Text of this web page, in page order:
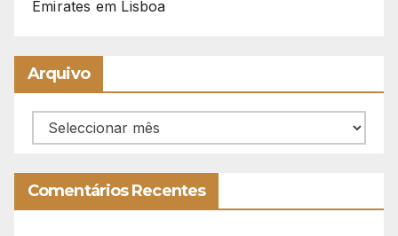
Emirates em Lisboa
Arquivo
Arquivo
Comentários Recentes